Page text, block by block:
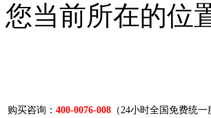
您当前所在的位
购买咨询： 400-0076-008 （24小时全国免费统一